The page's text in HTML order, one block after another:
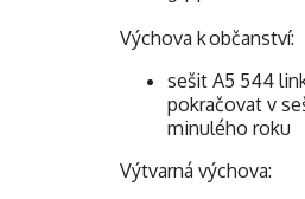
Výchova k občanství:
sešit A5 544
pokračovat v
minulého roku
Výtvarná výchova: